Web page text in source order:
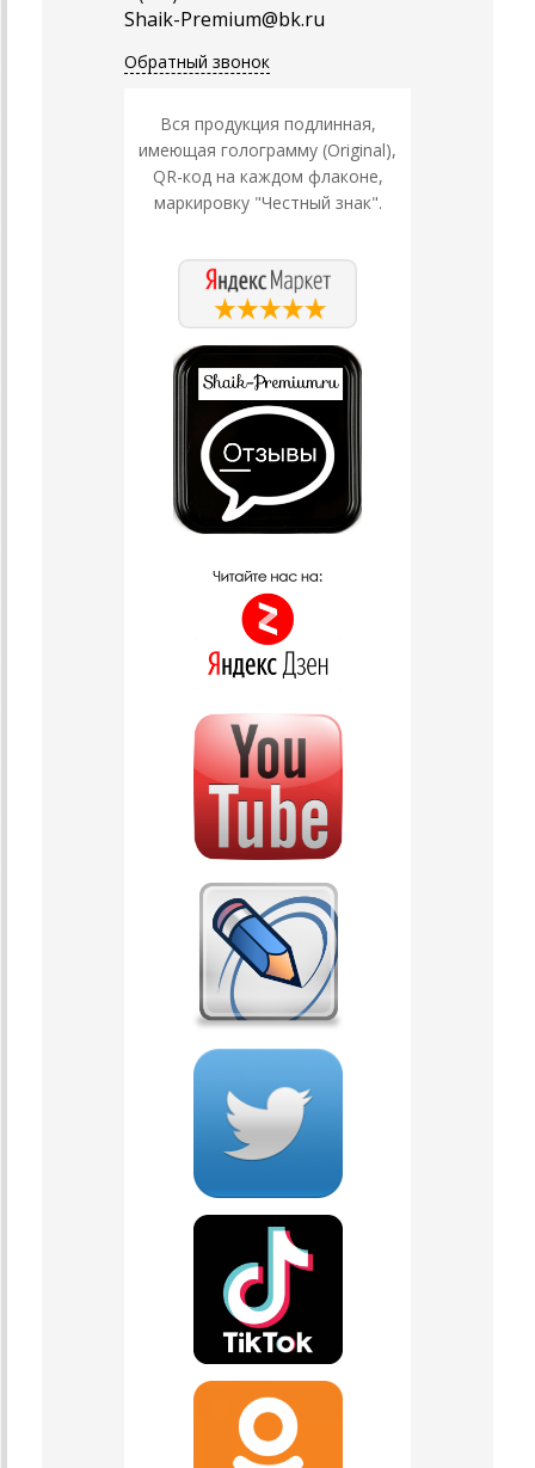
Shaik-Premium@bk.ru
Обратный звонок
Вся продукция подлинная,
имеющая голограмму (Original),
QR-код на каждом флаконе,
маркировку "Честный знак".